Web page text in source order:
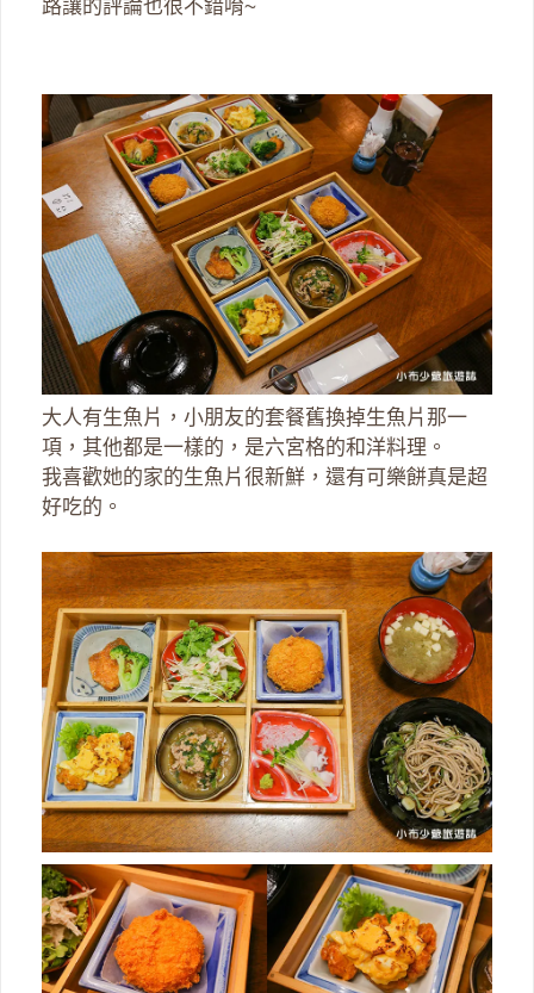
路讓的評論也很不錯唷~
大人有生魚片，小朋友的套餐舊換掉生魚片那一
項，其他都是一樣的，是六宮格的和洋料理。
我喜歡她的家的生魚片很新鮮，還有可樂餅真是超
好吃的。